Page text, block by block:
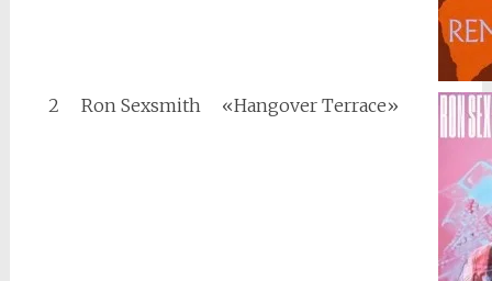
2 Ron Sexsmith «Hangover Terrace»